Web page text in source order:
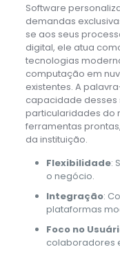
Software
demandas
se aos seus
digital, ele atua
tecnologias
computação em
existentes. A
capacidade desses
particularidades do
ferramentas
da instituição.
Flexibilidade:
o negócio.
Integração:
plataformas
Foco no
colaboradores